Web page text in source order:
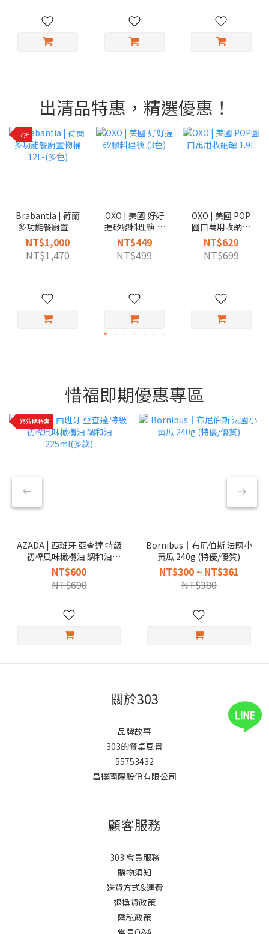
出清品特惠，精選優惠！
7折
Brabantia | 荷蘭
多功能餐廚置物
桶12L-(多色)
NT$1,000
NT$1,470
OXO | 美國 好好
握矽膠料理筷 (3
色)
NT$449
NT$499
OXO | 美國 POP
圓口萬用收納罐
1.9L
NT$629
NT$699
惜福即期優惠專區
短效期特惠
AZADA | 西班牙 亞查達 特級
初榨風味橄欖油 調和油
225ml(多款)
NT$600
NT$690
Bornibus｜布尼伯斯 法國小
黃瓜 240g (特優/優質)
NT$300 ~ NT$361
NT$380
關於303
品牌故事
303的餐桌風景
55753432
昌樸國際股份有限公司
顧客服務
303 會員服務
購物須知
送貨方式&運費
退換貨政策
隱私政策